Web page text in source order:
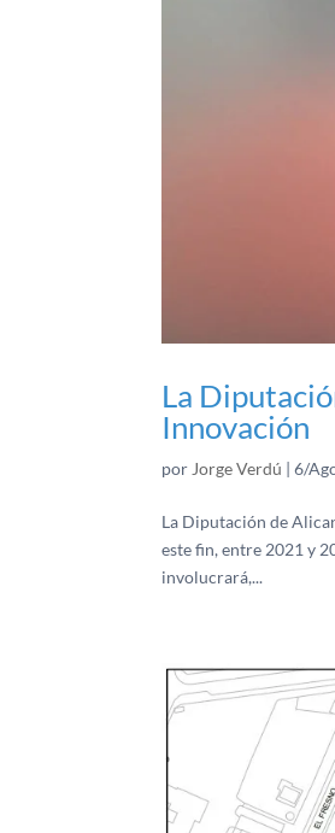
La
Innovación
por Jorge Verdú |6/
La Diputación de
este fin, entre 2021 y
involucrará,...